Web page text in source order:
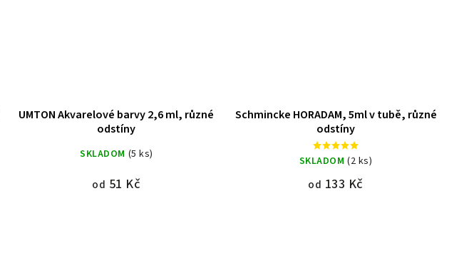
UMTON Akvarelové barvy 2,6 ml, různé
odstíny
SKLADOM (5 ks)
od 51 Kč
Schmincke HORADAM, 5ml v tubě, různé
odstíny
SKLADOM (2 ks)
od 133 Kč